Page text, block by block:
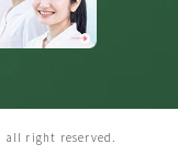
all right reserved.